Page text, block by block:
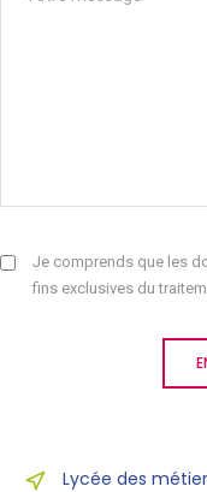
Je comprends que les
fins exclusives du
Lycée des